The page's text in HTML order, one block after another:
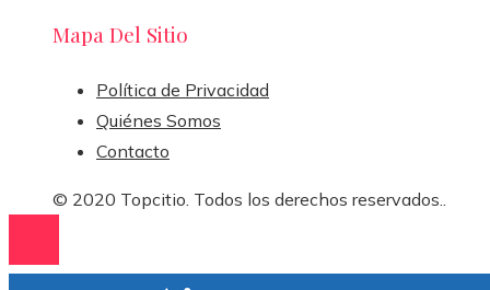
Mapa Del Sitio
Política de Privacidad
Quiénes Somos
Contacto
© 2020 Topcitio. Todos los derechos reservados..